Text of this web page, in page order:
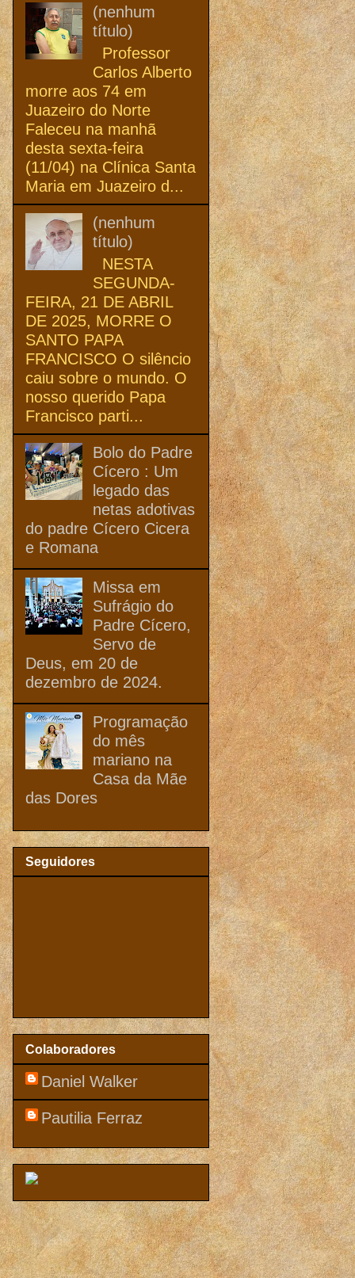
(nenhum
título)
Professor
Carlos Alberto
morre aos 74 em
Juazeiro do Norte
Faleceu na manhã
desta sexta-feira
(11/04) na Clínica Santa
Maria em Juazeiro d...
(nenhum
título)
NESTA
SEGUNDA-
FEIRA, 21 DE ABRIL
DE 2025, MORRE O
SANTO PAPA
FRANCISCO O silêncio
caiu sobre o mundo. O
nosso querido Papa
Francisco parti...
Bolo do Padre
Cícero : Um
legado das
netas adotivas
do padre Cícero Cicera
e Romana
Missa em
Sufrágio do
Padre Cícero,
Servo de
Deus, em 20 de
dezembro de 2024.
Programação
do mês
mariano na
Casa da Mãe
das Dores
Seguidores
Colaboradores
Daniel Walker
Pautilia Ferraz